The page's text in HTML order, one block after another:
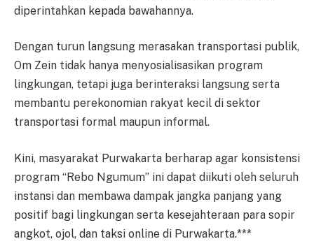
diperintahkan kepada bawahannya.
Dengan turun langsung merasakan transportasi publik,
Om Zein tidak hanya menyosialisasikan program
lingkungan, tetapi juga berinteraksi langsung serta
membantu perekonomian rakyat kecil di sektor
transportasi formal maupun informal.
Kini, masyarakat Purwakarta berharap agar konsistensi
program “Rebo Ngumum” ini dapat diikuti oleh seluruh
instansi dan membawa dampak jangka panjang yang
positif bagi lingkungan serta kesejahteraan para sopir
angkot, ojol, dan taksi online di Purwakarta.***